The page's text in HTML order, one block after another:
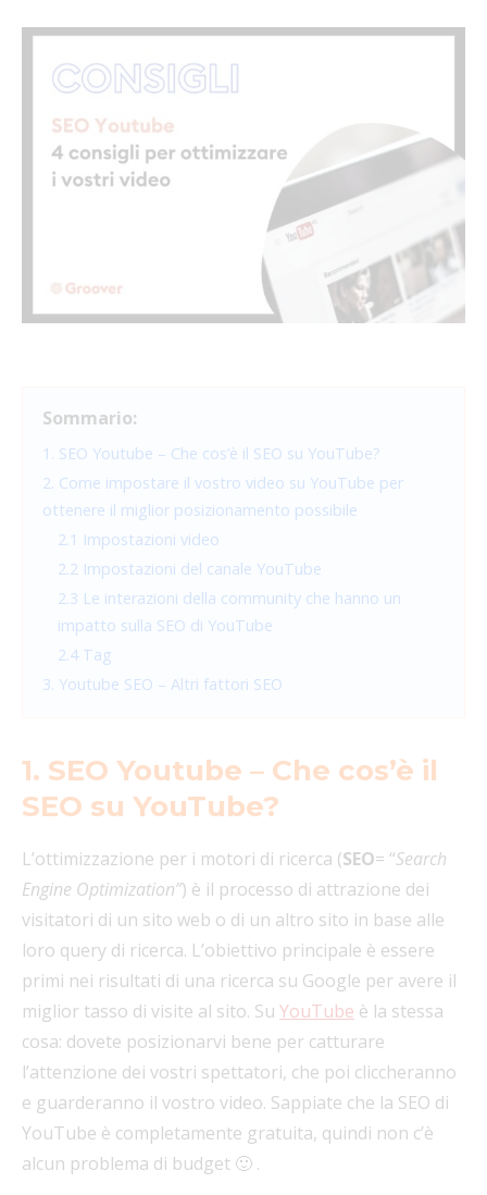
Sommario:
1. SEO Youtube – Che cos’è il SEO su YouTube?
2. Come impostare il vostro video su YouTube per
ottenere il miglior posizionamento possibile
2.1 Impostazioni video
2.2 Impostazioni del canale YouTube
2.3 Le interazioni della community che hanno un
impatto sulla SEO di YouTube
2.4 Tag
3. Youtube SEO – Altri fattori SEO
1. SEO Youtube – Che cos’è il
SEO su YouTube?
L’ottimizzazione per i motori di ricerca (SEO= “Search
Engine Optimization”) è il processo di attrazione dei
visitatori di un sito web o di un altro sito in base alle
loro query di ricerca. L’obiettivo principale è essere
primi nei risultati di una ricerca su Google per avere il
miglior tasso di visite al sito. Su YouTube è la stessa
cosa: dovete posizionarvi bene per catturare
l’attenzione dei vostri spettatori, che poi cliccheranno
e guarderanno il vostro video. Sappiate che la SEO di
YouTube è completamente gratuita, quindi non c’è
alcun problema di budget 🙂 .